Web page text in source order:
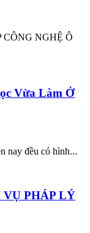
NGHỆ Ô
Vừa Làm Ở
nay đều có hình...
VỤ PHÁP LÝ